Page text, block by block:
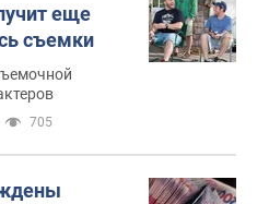
еще
съемки
705